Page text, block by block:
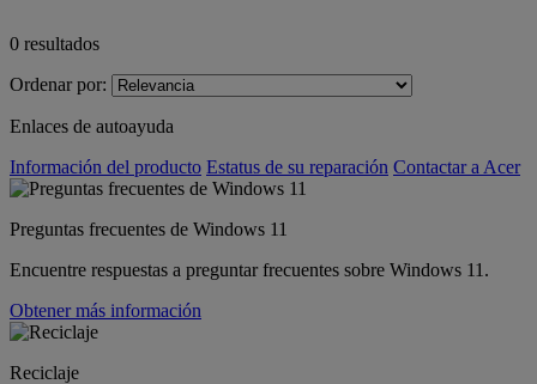
0 resultados
Ordenar por:
Enlaces de autoayuda
Información del producto Estatus de su reparación Contactar a Acer
Preguntas frecuentes de Windows 11
Encuentre respuestas a preguntar frecuentes sobre Windows 11.
Obtener más información
Reciclaje